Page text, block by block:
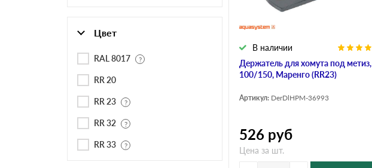
Шифер 7-волновой
Цвет
RAL 8017
RR 20
RR 23
RR 32
RR 33
Держатель для хомута под метиз,
100/150, Маренго (RR23)
В наличии
Артикул: DerDlHPM-36993
526 руб
Цена за шт.